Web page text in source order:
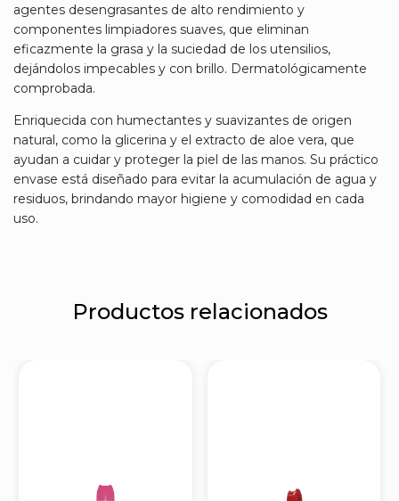
agentes desengrasantes de alto rendimiento y
componentes limpiadores suaves, que eliminan
eficazmente la grasa y la suciedad de los utensilios,
dejándolos impecables y con brillo. Dermatológicamente
comprobada.
Enriquecida con humectantes y suavizantes de origen
natural, como la glicerina y el extracto de aloe vera, que
ayudan a cuidar y proteger la piel de las manos. Su práctico
envase está diseñado para evitar la acumulación de agua y
residuos, brindando mayor higiene y comodidad en cada
uso.
Productos relacionados